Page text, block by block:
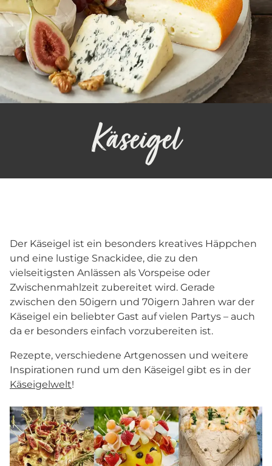
Käseigel
Der Käseigel ist ein besonders kreatives Häppchen
und eine lustige Snackidee, die zu den
vielseitigsten Anlässen als Vorspeise oder
Zwischenmahlzeit zubereitet wird. Gerade
zwischen den 50igern und 70igern Jahren war der
Käseigel ein beliebter Gast auf vielen Partys – auch
da er besonders einfach vorzubereiten ist.
Rezepte, verschiedene Artgenossen und weitere
Inspirationen rund um den Käseigel gibt es in der
Käseigelwelt!